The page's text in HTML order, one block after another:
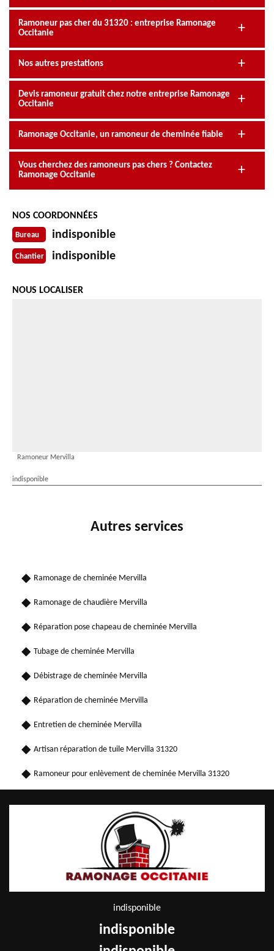
Ramoneur pas cher du 31320 : entreprise Ramonage
Occitanie
Nos autres prestations
Devis ramoneur gratuit chez notre entreprise Ramonage
Occitanie
Ramonage Occitanie, un ramoneur de cheminée fiable
Vous cherchez des ramoneurs pas chers ? Contactez
Ramonage Occitanie
NOS COORDONNÉES
Bureau indisponible
Chantier indisponible
NOUS LOCALISER
Ramoneur Mervilla
indisponible
Autres services
Ramonage de cheminée Mervilla
Ramonage de chaudière Mervilla
Réparation pose chapeau de cheminée Mervilla
Tubage de cheminée Mervilla
Débistrage de cheminée Mervilla
Réparation de cheminée Mervilla
Entretien de cheminée Mervilla
Artisan réparation de tuile Mervilla 31320
Ramoneur pour enlèvement de cheminée Mervilla 31320
indisponible
indisponible